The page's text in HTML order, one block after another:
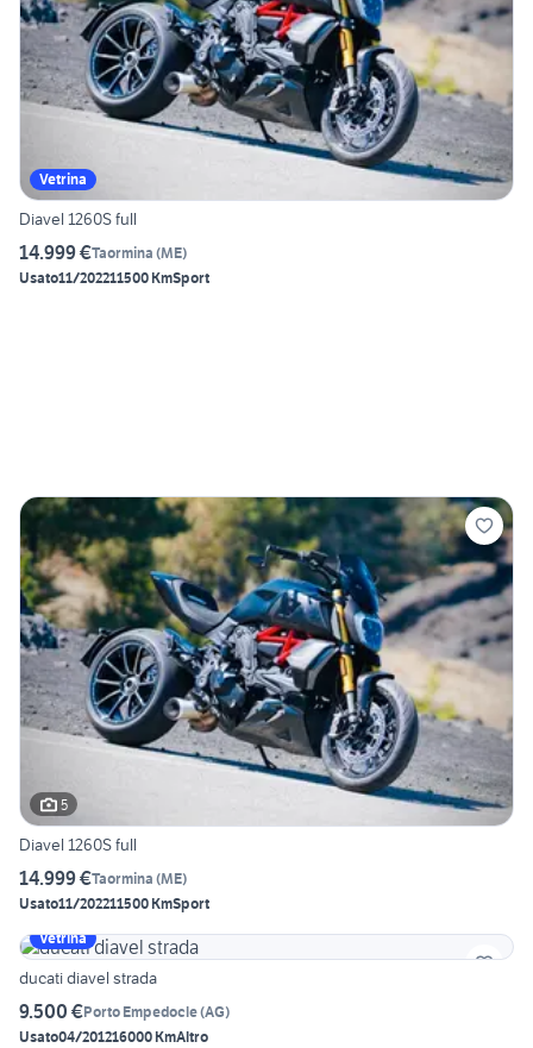
Vetrina
Diavel 1260S full
14.999 €Taormina (ME)
Usato11/202211500 KmSport
5
Diavel 1260S full
14.999 €Taormina (ME)
Usato11/202211500 KmSport
Vetrina
ducati diavel strada
9.500 €Porto Empedocle(AG)
Usato04/201216000 KmAltro